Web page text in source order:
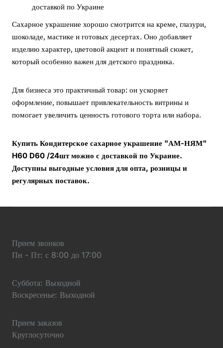
доставкой по Украине
Сахарное украшение хорошо смотрится на креме, глазури,
шоколаде, мастике и готовых десертах. Оно добавляет
изделию характер, цветовой акцент и понятный сюжет,
который особенно важен для детского праздника.
Для бизнеса это практичный товар: он ускоряет
оформление, повышает привлекательность витрины и
помогает увеличить ценность готового торта или набора.
Купить Кондитерское сахарное украшение "АМ-НЯМ"
H60 D60 /24шт можно с доставкой по Украине.
Доступны выгодные условия для опта, розницы и
регулярных поставок.
Прием звонков
Пн - Пт: с 8:00 до 17:00
Суббота: Выходной
Воскресенье: Выходной
Прием заказов
Круглосуточно